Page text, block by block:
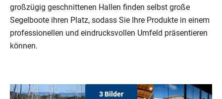
großzügig geschnittenen Hallen finden selbst große
Segelboote ihren Platz, sodass Sie Ihre Produkte in einem
professionellen und eindrucksvollen Umfeld präsentieren
können.
3 Bilder